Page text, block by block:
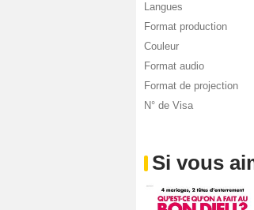
Langues
Format production
Couleur
Format audio
Format de projection
N° de Visa
Si vous